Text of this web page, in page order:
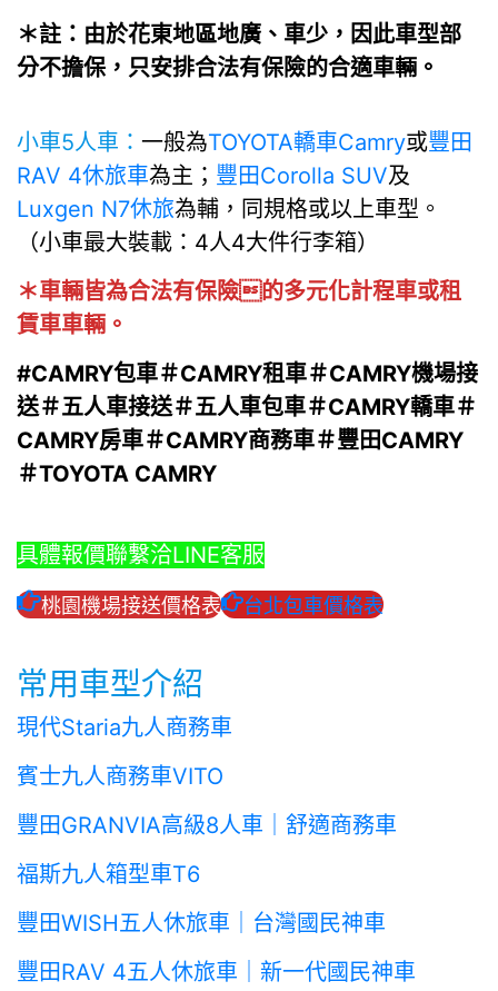
＊註：由於花東地區地廣、車少，因此車型部
分不擔保，只安排合法有保險的合適車輛。
小車5人車： 一般為TOYOTA轎車Camry或豐田
RAV 4休旅車為主； 豐田Corolla SUV及
Luxgen N7休旅為輔，同規格或以上車型。
（小車最大裝載：4人4大件行李箱）
＊車輛皆為合法有保險的多元化計程車或租
賃車車輛。
#CAMRY包車＃CAMRY租車＃CAMRY機場接
送＃五人車接送＃五人車包車＃CAMRY轎車＃
CAMRY房車＃CAMRY商務車＃豐田CAMRY
＃TOYOTA CAMRY
具體報價聯繫洽LINE客服
桃園機場接送價格表 台北包車價格表
常用車型介紹
現代Staria九人商務車
賓士九人商務車VITO
豐田GRANVIA高級8人車｜舒適商務車
福斯九人箱型車T6
豐田WISH五人休旅車｜台灣國民神車
豐田RAV 4五人休旅車｜新一代國民神車